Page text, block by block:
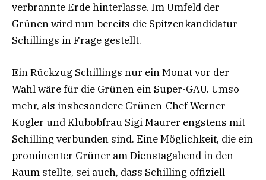
verbrannte Erde hinterlasse. Im Umfeld der
Grünen wird nun bereits die Spitzenkandidatur
Schillings in Frage gestellt.
Ein Rückzug Schillings nur ein Monat vor der
Wahl wäre für die Grünen ein Super-GAU. Umso
mehr, als insbesondere Grünen-Chef Werner
Kogler und Klubobfrau Sigi Maurer engstens mit
Schilling verbunden sind. Eine Möglichkeit, die ein
prominenter Grüner am Dienstagabend in den
Raum stellte, sei auch, dass Schilling offiziell